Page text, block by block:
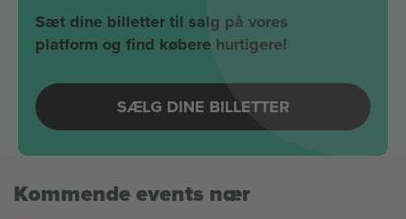
Sæt dine billetter til salg på vores
platform og find købere hurtigere!
SÆLG DINE BILLETTER
Kommende events nær